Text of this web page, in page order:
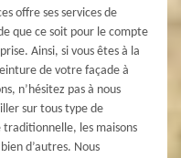
offre ses services de
que ce soit pour le compte
Ainsi, si vous êtes à la
de votre façade à
n’hésitez pas à nous
sur tous type de
traditionnelle, les maisons
d’autres. Nous